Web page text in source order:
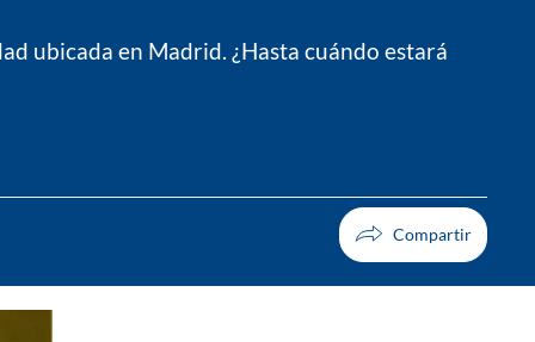
ubicada en Madrid. ¿Hasta cuándo estará